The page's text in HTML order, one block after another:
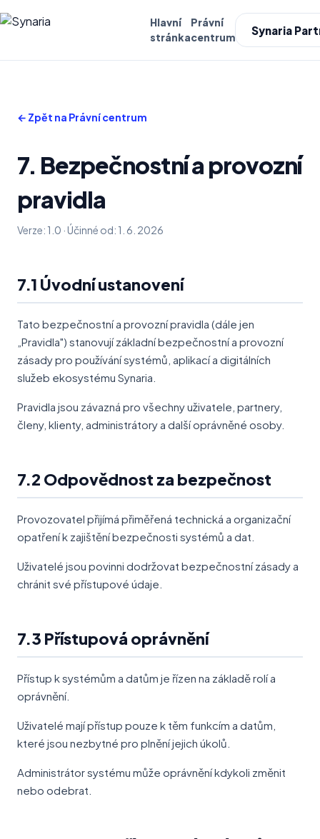
Hlavní
stránka
Právní
centrum
Synaria
← Zpět na Právní centrum
7. Bezpečnostní a provozní
pravidla
Verze: 1.0 · Účinné od: 1. 6. 2026
7.1 Úvodní ustanovení
Tato bezpečnostní a provozní pravidla (dále jen
„Pravidla") stanovují základní bezpečnostní a provozní
zásady pro používání systémů, aplikací a digitálních
služeb ekosystému Synaria.
Pravidla jsou závazná pro všechny uživatele, partnery,
členy, klienty, administrátory a další oprávněné osoby.
7.2 Odpovědnost za bezpečnost
Provozovatel přijímá přiměřená technická a organizační
opatření k zajištění bezpečnosti systémů a dat.
Uživatelé jsou povinni dodržovat bezpečnostní zásady a
chránit své přístupové údaje.
7.3 Přístupová oprávnění
Přístup k systémům a datům je řízen na základě rolí a
oprávnění.
Uživatelé mají přístup pouze k těm funkcím a datům,
které jsou nezbytné pro plnění jejich úkolů.
Administrátor systému může oprávnění kdykoli změnit
nebo odebrat.